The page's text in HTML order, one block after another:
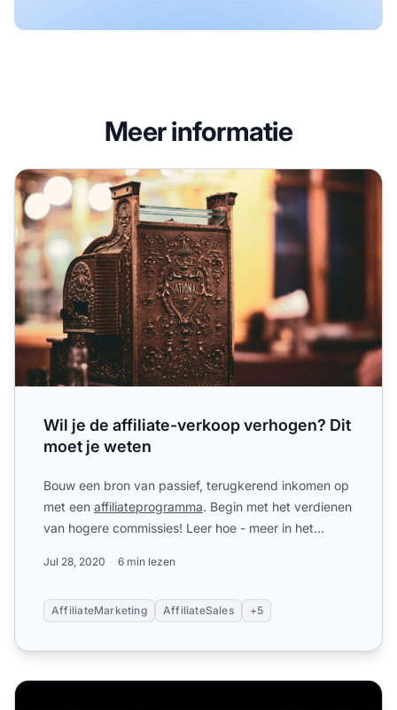
Meer informatie
Wil je de affiliate-verkoop verhogen? Dit moet je weten
Wil je de affiliate-verkoop verhogen? Dit
moet je weten
Bouw een bron van passief, terugkerend inkomen op
met een affiliateprogramma. Begin met het verdienen
van hogere commissies! Leer hoe - meer in het
Jul 28, 2020 6 min lezen
AffiliateMarketing AffiliateSales +5
3 manieren om meer producten te verkopen met affiliate